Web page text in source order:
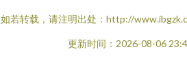
如若转载，请注明出处：http://
更新时间：2026-08-06